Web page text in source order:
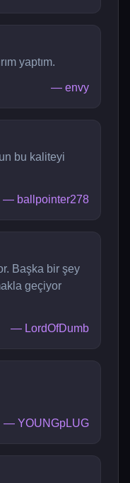
yaptım.
— envy
bu kaliteyi
— ballpointer278
Başka bir şey
geçiyor
— LordOfDumb
— YOUNGpLUG